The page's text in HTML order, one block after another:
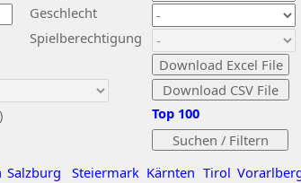
Geschlecht
Spielberechtigung
Salzburg Steiermark Kärnten Tirol
Top 100